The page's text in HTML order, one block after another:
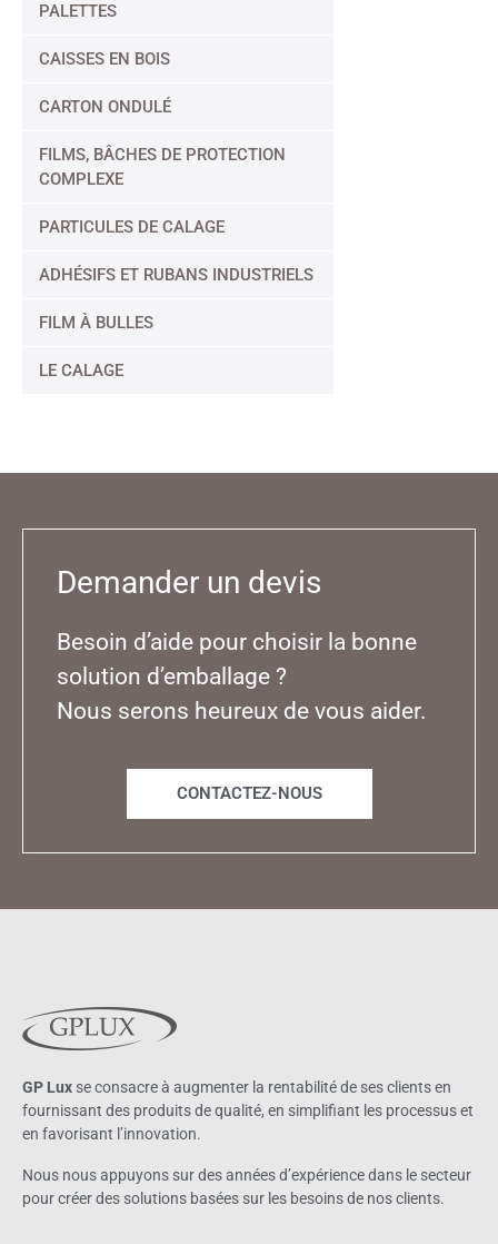
PALETTES
CAISSES EN BOIS
CARTON ONDULÉ
FILMS, BÂCHES DE PROTECTION
COMPLEXE
PARTICULES DE CALAGE
ADHÉSIFS ET RUBANS INDUSTRIELS
FILM À BULLES
LE CALAGE
Demander un devis
Besoin d’aide pour choisir la bonne
solution d’emballage ?
Nous serons heureux de vous aider.
CONTACTEZ-NOUS
GP Lux se consacre à augmenter la rentabilité de ses clients en
fournissant des produits de qualité, en simplifiant les processus et
en favorisant l’innovation.
Nous nous appuyons sur des années d’expérience dans le secteur
pour créer des solutions basées sur les besoins de nos clients.